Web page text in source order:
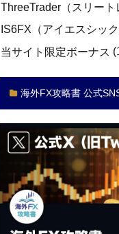
ThreeTrader（スリート
IS6FX（アイエスシック
当サイト限定ボーナス
海外FX攻略書 公式